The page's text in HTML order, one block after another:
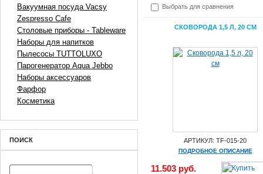
Выбрать для сравнения
СКОВОРОДА 1,5 Л, 20 СМ
АРТИКУЛ: TF-015-20
ПОДРОБНОЕ ОПИСАНИЕ
11.503 руб.
Вакуумная посуда Vacsy
Zespresso Cafe
Столовые приборы - Tableware
Наборы для напитков
Пылесосы TUTTOLUXO
Парогенератор Aqua Jebbo
Наборы аксессуаров
Фарфор
Косметика
ПОИСК